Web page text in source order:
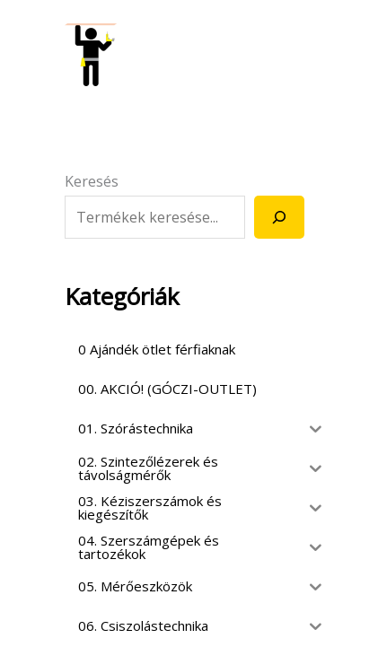
Keresés
Kategóriák
0 Ajándék ötlet férfiaknak
00. AKCIÓ! (GÓCZI-OUTLET)
01. Szórástechnika
02. Szintezőlézerek és
távolságmérők
03. Kéziszerszámok és
kiegészítők
04. Szerszámgépek és
tartozékok
05. Mérőeszközök
06. Csiszolástechnika